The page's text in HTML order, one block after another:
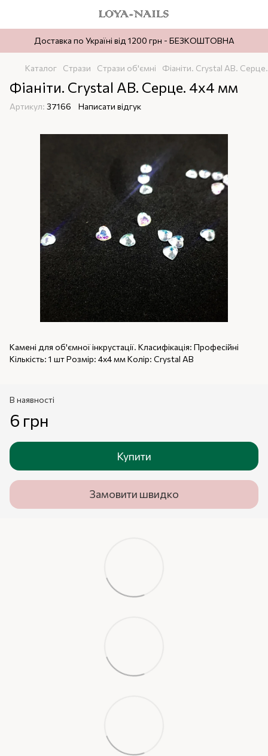
Доставка по Україні від 1200 грн - БЕЗКОШТОВНА
Каталог Стрази Стрази об'ємні Фіаніти. Crystal AB.
Фіаніти. Crystal AB. Серце. 4х4 мм
Артикул: 37166 Написати відгук
Камені для об'ємної інкрустації. Класифікація: Професійні
Кількість: 1 шт Розмір: 4х4 мм Колір: Crystal AB
В наявності
6 грн
Купити
Замовити швидко